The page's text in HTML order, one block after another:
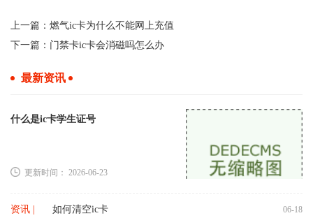
上一篇： 燃气ic卡为什么不能网上充值
下一篇： 门禁卡ic卡会消磁吗怎么办
最新资讯
什么是ic卡学生证号
更新时间： 2026-06-23
资讯 | 如何清空ic卡 06-18